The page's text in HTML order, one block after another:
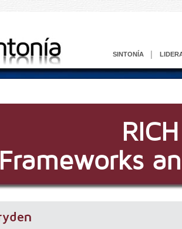
SINTONÍA
Frameworks